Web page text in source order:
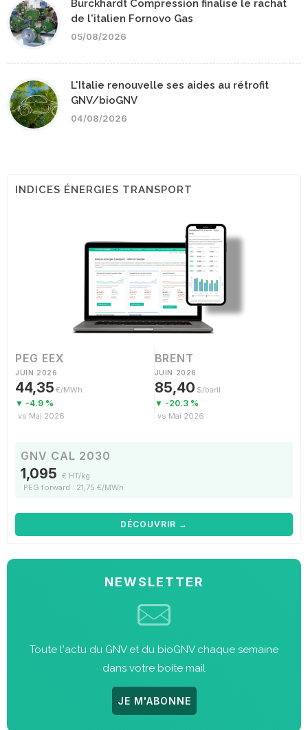
Burckhardt Compression finalise le rachat
de l'italien Fornovo Gas
05/08/2026
L'Italie renouvelle ses aides au rétrofit
GNV/bioGNV
04/08/2026
INDICES ÉNERGIES TRANSPORT
PEG EEX
JUIN 2026
44,35 €/MWh
▼ -4.9 %
vs Mai 2026
BRENT
JUIN 2026
85,40 $/baril
▼ -20.3 %
vs Mai 2026
GNV CAL 2030
1,095 € HT/kg
PEG forward : 21,75 €/MWh
DÉCOUVRIR →
NEWSLETTER
Toute l'actu du GNV et du bioGNV chaque semaine
dans votre boite mail
JE M'ABONNE